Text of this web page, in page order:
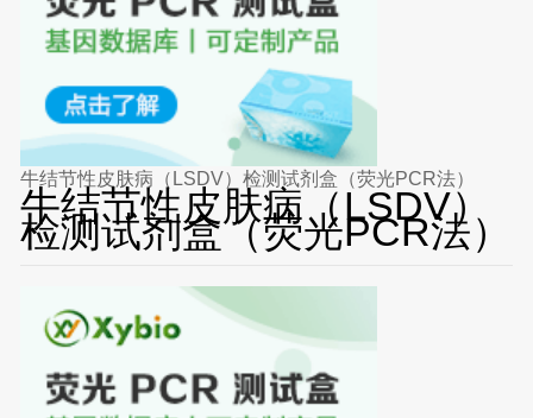
牛结节性皮肤病（LSDV）检测试剂盒（荧光PCR法）
牛结节性皮肤病（LSDV）
检测试剂盒（荧光PCR法）